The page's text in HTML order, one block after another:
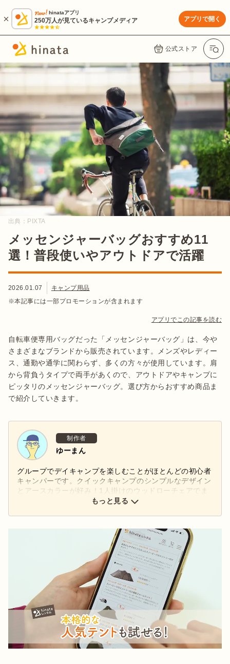
hinataアプリ
250万人が見ているキャンプメディア アプリで開く
公式ストア
出典： PIXTA
メッセンジャーバッグおすすめ11
選！普段使いやアウトドアで活躍
2026.01.07
キャンプ用品
※本記事には一部プロモーションが含まれます
アプリでこの記事を読む
自転車便専用バッグだった「メッセンジャーバッグ」は、今や
さまざまなブランドから販売されています。メンズやレディー
ス、通勤や通学に関わらず、多くの方々が使用しています。肩
から背負うタイプで両手があくので、アウトドアやキャンプに
ピッタリのメッセンジャーバッグ。選び方からおすすめ商品ま
で紹介していきます。
制作者
ゆーまん
グループでデイキャンプを楽しむことがほとんどの初心者
キャンパーです。クイックキャンプのシンプルなデザイン
とアースカラーが好み！1人掛けのウッドローチェアでま
ったりとコーヒーを飲むのがお気に入り。
もっと見る